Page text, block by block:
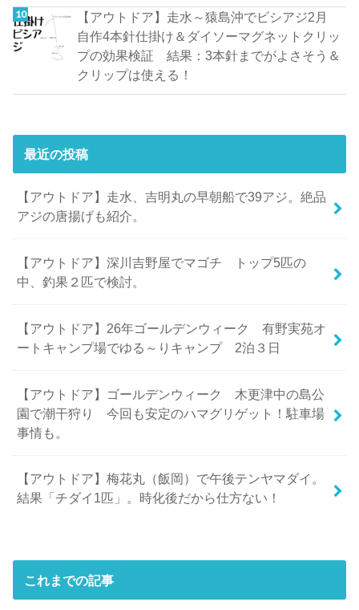
【アウトドア】走水～猿島沖でビシアジ2月
自作4本針仕掛け＆ダイソーマグネットクリッ
プの効果検証 結果：3本針までがよさそう＆
クリップは使える！
最近の投稿
【アウトドア】走水、吉明丸の早朝船で39アジ。絶品
アジの唐揚げも紹介。
【アウトドア】深川吉野屋でマゴチ トップ5匹の
中、釣果２匹で検討。
【アウトドア】26年ゴールデンウィーク 有野実苑オ
ートキャンプ場でゆる～りキャンプ 2泊３日
【アウトドア】ゴールデンウィーク 木更津中の島公
園で潮干狩り 今回も安定のハマグリゲット！駐車場
事情も。
【アウトドア】梅花丸（飯岡）で午後テンヤマダイ。
結果「チダイ1匹」。時化後だから仕方ない！
これまでの記事